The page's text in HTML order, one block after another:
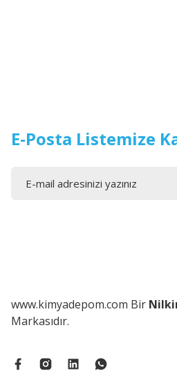
E-Posta Listemize
www.kimyadepom.com Bir
Markasıdır.